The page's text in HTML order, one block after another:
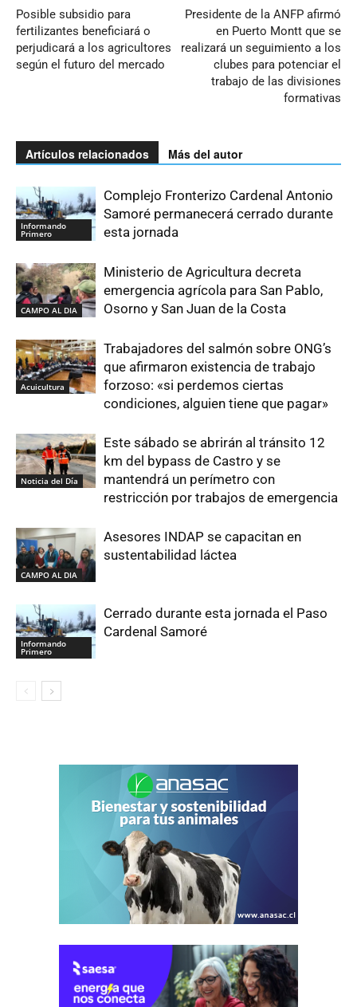
Posible subsidio para
fertilizantes beneficiará o
perjudicará a los agricultores
según el futuro del mercado
Presidente de la ANFP afirmó
en Puerto Montt que se
realizará un seguimiento a los
clubes para potenciar el
trabajo de las divisiones
formativas
Artículos relacionados Más del autor
Informando
Primero
Complejo Fronterizo Cardenal Antonio
Samoré permanecerá cerrado durante
esta jornada
CAMPO AL DIA
Ministerio de Agricultura decreta
emergencia agrícola para San Pablo,
Osorno y San Juan de la Costa
Acuicultura
Trabajadores del salmón sobre ONG’s
que afirmaron existencia de trabajo
forzoso: «si perdemos ciertas
condiciones, alguien tiene que pagar»
Noticia del Día
Este sábado se abrirán al tránsito 12
km del bypass de Castro y se
mantendrá un perímetro con
restricción por trabajos de emergencia
CAMPO AL DIA
Asesores INDAP se capacitan en
sustentabilidad láctea
Informando
Primero
Cerrado durante esta jornada el Paso
Cardenal Samoré